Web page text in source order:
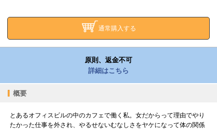
通常購入する
原則、返金不可
詳細はこちら
概要
とあるオフィスビルの中のカフェで働く私。女だからって理由でやり
たかった仕事を外され、やるせないむなしさをヤケになって体の関係